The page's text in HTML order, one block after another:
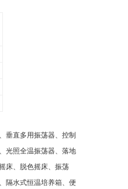
垂直多用振荡器、控制
光照全温振荡器、落地
床、脱色摇床、振荡
隔水式恒温培养箱、便